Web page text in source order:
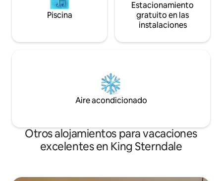
Piscina
Estacionamiento
gratuito en las
instalaciones
Aire acondicionado
Otros alojamientos para vacaciones
excelentes en King Sterndale